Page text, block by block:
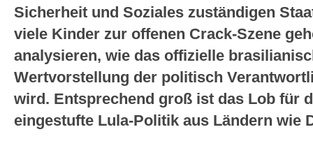
Sicherheit und Soziales zuständigen
viele Kinder zur offenen Crack-Szene
analysieren, wie das offizielle
Wertvorstellung der politisch
wird. Entsprechend groß ist das Lob für
eingestufte Lula-Politik aus Ländern wie